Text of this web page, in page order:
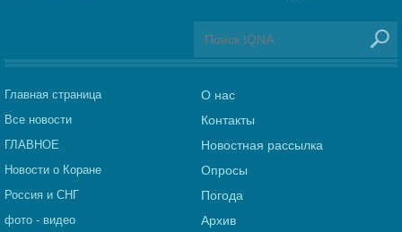
Главная страница
Все новости
ГЛАВНОЕ
Новости о Коране
Россия и СНГ
фото - видео
О нас
Контакты
Новостная рассылка
Опросы
Погода
Архив